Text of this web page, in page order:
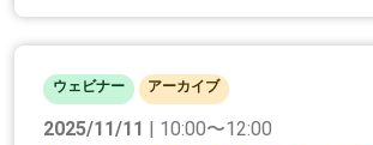
ウェビナー アーカイブ
2025/11/11 | 10:00〜12:00